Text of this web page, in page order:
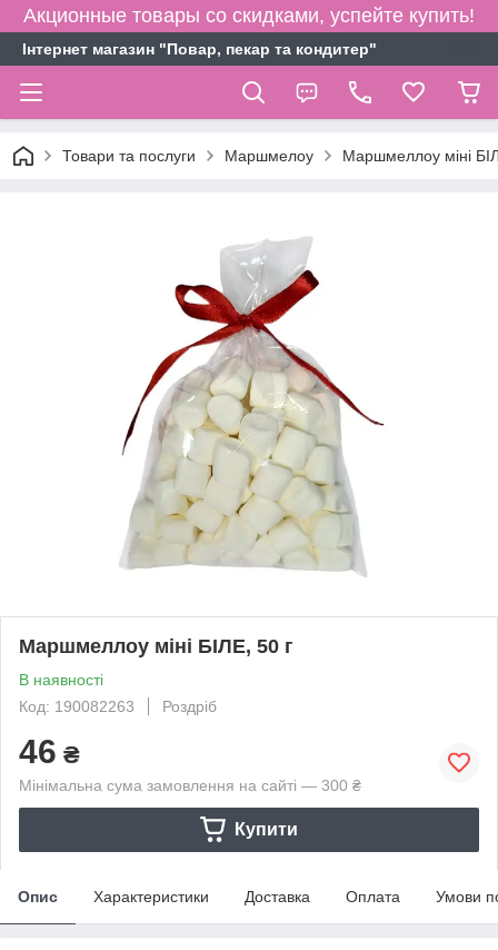
Акционные товары со скидками, успейте купить!
Інтернет магазин "Повар, пекар та кондитер"
Товари та послуги Маршмелоу Маршмеллоу міні
Маршмеллоу міні БІЛЕ, 50 г
В наявності
Код: 190082263
Роздріб
46 ₴
Мінімальна сума замовлення на сайті — 300 ₴
Купити
Опис Характеристики Доставка Оплата Умови